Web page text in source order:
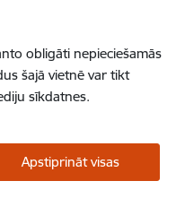
obligāti nepieciešamās
šajā vietnē var tikt
sīkdatnes.
Apstiprināt visas